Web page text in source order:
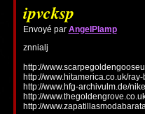
ipvcksp
Envoyé par AngelPlamp
znnialj
http://
http://www.hitamerica.co.uk/
http://www.hfg-archivulm.de/
http://
http://